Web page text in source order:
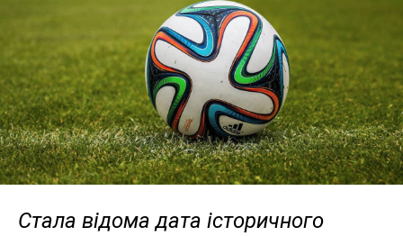
Стала відома дата історичного